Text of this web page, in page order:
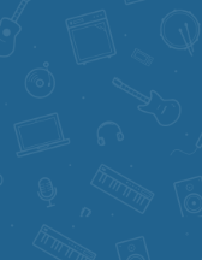
جاویدان